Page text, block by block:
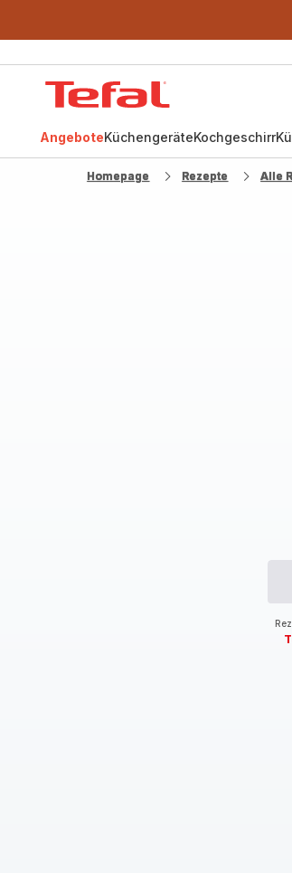
AngeboteKüchengeräteKochgeschirr
Homepage Rezepte Alle